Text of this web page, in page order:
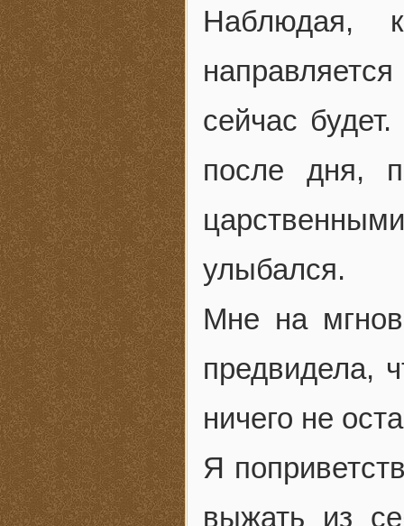
Наблюдая,
сейчас
после дня,
улыбался.
Мне на
предвидела,
ничего не
Я
выжать из